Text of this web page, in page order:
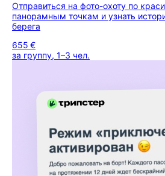
Отправиться на фото-охоту по
панорамным точкам и узнать
берега
655 €
за группу, 1–3 чел.